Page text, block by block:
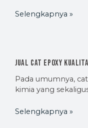
Selengkapnya »
Jual Cat Epoxy
Pada umumnya,
kimia yang
Selengkapnya »